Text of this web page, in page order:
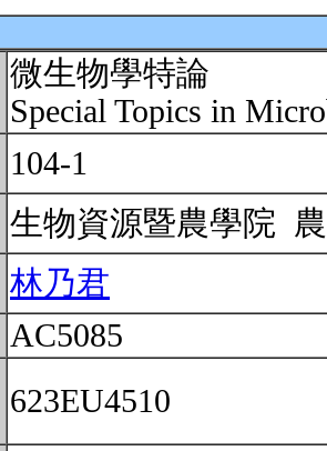
微生物學特論
Special Topics in
104-1
生物資源暨農學院
林乃君
AC5085
623EU4510